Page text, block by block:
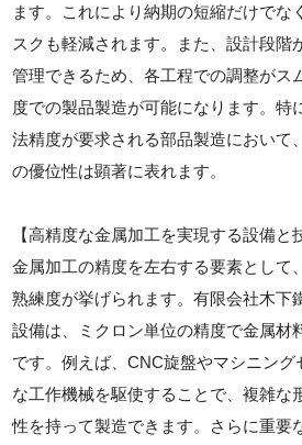
ます。これにより納期の短縮だけでな
スクも軽減されます。また、設計段階
管理できるため、各工程での調整がス
度での製品製造が可能になります。特
法精度が要求される部品製造において
の優位性は顕著に表れます。
【高精度な金属加工を実現する設備と
金属加工の精度を左右する要素として
熟練度が挙げられます。有限会社木下
設備は、ミクロン単位の精度で金属材
です。例えば、CNC旋盤やマシニン
な工作機械を駆使することで、複雑な
性を持って製造できます。さらに重要